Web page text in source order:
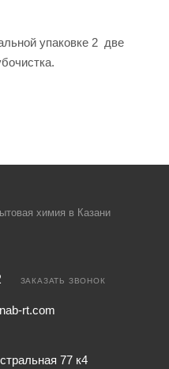
упаковке 2 две
химия в Казани
ЗАКАЗАТЬ ЗВОНОК
rt.com
77 к4